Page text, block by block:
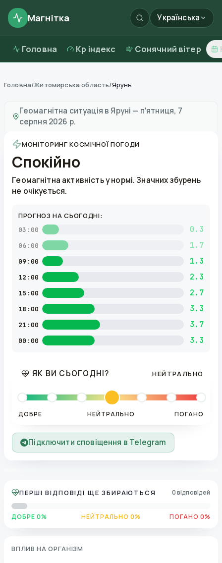
Магнітка Українська
Головна Kp індекс Сонячний вітер
Головна/Житомирська область/Ярунь
Геомагнітна ситуація в Яруні — пʼятниця, 7
серпня 2026 р.
МОНІТОРИНГ КОСМІЧНОЇ ПОГОДИ
Спокійно
Геомагнітна активність у нормі. Значних збурень
не очікується.
ПРОГНОЗ НА СЬОГОДНІ:
03:00 0.3
06:00 1.7
09:00 1.3
12:00 2.3
15:00 2.7
18:00 3.3
21:00 3.7
00:00 3.3
ЯК ВИ СЬОГОДНІ? НЕЙТРАЛЬНО
ДОБРЕ НЕЙТРАЛЬНО ПОГАНО
Підключити сповіщення в Telegram
ПЕРШІ ВІДПОВІДІ ЩЕ ЗБИРАЮТЬСЯ 0 відповідей
ДОБРЕ 0% НЕЙТРАЛЬНО 0% ПОГАНО 0%
ВПЛИВ НА ОРГАНІЗМ